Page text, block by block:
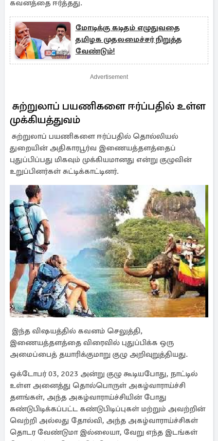
கவனத்தை ஈர்த்தது.
மோடிக்கு கடிதம் எழுதுவதை
தமிழக முதலமைச்சர் நிறுத்த
வேண்டும்!
Advertisement
சுற்றுலாப் பயணிகளை ஈர்ப்பதில் உள்ள
முக்கியத்துவம்
சுற்றுலாப் பயணிகளை ஈர்ப்பதில் தொல்லியல்
துறையின் அதிகாரபூர்வ இணையத்தளத்தைப்
புதுப்பிப்பது மிகவும் முக்கியமானது என்று குழுவின்
உறுப்பினர்கள் சுட்டிக்காட்டினர்.
இந்த விஷயத்தில் கவனம் செலுத்தி,
இணையத்தளத்தை விரைவில் புதுப்பிக்க ஒரு
அமைப்பைத் தயாரிக்குமாறு குழு அறிவுறுத்தியது.
ஒக்டோபர் 03, 2023 அன்று குழு கூடியபோது, ​​நாட்டில்
உள்ள அனைத்து தொல்பொருள் அகழ்வாராய்ச்சி
தளங்கள், அந்த அகழ்வாராய்ச்சியின் போது
கண்டுபிடிக்கப்பட்ட கண்டுபிடிப்புகள் மற்றும் அவற்றின்
வெற்றி அல்லது தோல்வி, அந்த அகழ்வாராய்ச்சிகள்
தொடர வேண்டுமா இல்லையா, வேறு எந்த இடங்கள்